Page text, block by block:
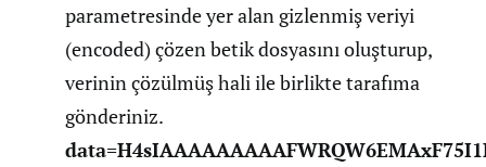
parametresinde yer alan gizlenmiş veriyi
(encoded) çözen betik dosyasını oluşturup,
verinin çözülmüş hali ile birlikte tarafıma
gönderiniz.